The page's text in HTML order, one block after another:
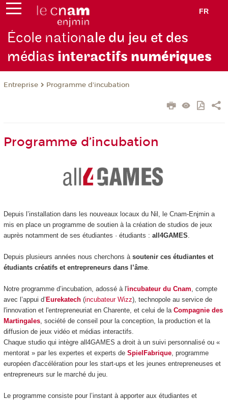
FR
École nationale du jeu et des
médias interactifs numériques
Entreprise Programme d'incubation
Programme d’incubation
Depuis l’installation dans les nouveaux locaux du Nil, le Cnam-Enjmin a
mis en place un programme de soutien à la création de studios de jeux
auprès notamment de ses étudiantes · étudiants : all4GAMES
Depuis plusieurs années nous cherchons à soutenir ces étudiantes et
étudiants créatifs et entrepreneurs dans l’âme.
Notre programme d’incubation, adossé à l'incubateur du Cnam , compte
avec l’appui d’ Eurekatech(incubateur Wizz), technopole au service de
l'innovation et l'entrepreneuriat en Charente, et celui de la Compagnie des
Martingales, société de conseil pour la conception, la production et la
diffusion de jeux vidéo et médias interactifs.
Chaque studio qui intègre all4GAMES a droit à un suivi personnalisé ou «
mentorat » par les expertes et experts de SpielFabrique, programme
européen d'accélération pour les start-ups et les jeunes entrepreneuses et
entrepreneurs sur le marché du jeu.
Le programme consiste pour l’instant à apporter aux étudiantes et